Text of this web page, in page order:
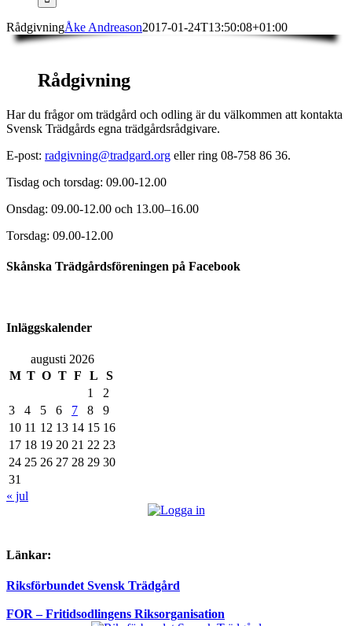
RådgivningÅke Andreason2017-01-24T13:50:08+01:00
Rådgivning
Har du frågor om trädgård och odling är du välkommen att kontakta
Svensk Trädgårds egna trädgårdsrådgivare.
E-post: radgivning@tradgard.org eller ring 08-758 86 36.
Tisdag och torsdag: 09.00-12.00
Onsdag: 09.00-12.00 och 13.00–16.00
Torsdag: 09.00-12.00
Skånska Trädgårdsföreningen på Facebook
Inläggskalender
augusti 2026
M T O T F L
S
1
2
3
4 5 6 7 8
9
10 11 12 13 14 15 16
17 18 19 20 21 22 23
24 25 26 27 28 29 30
31
« jul
Länkar:
Riksförbundet Svensk Trädgård
FOR – Fritidsodlingens Riksorganisation